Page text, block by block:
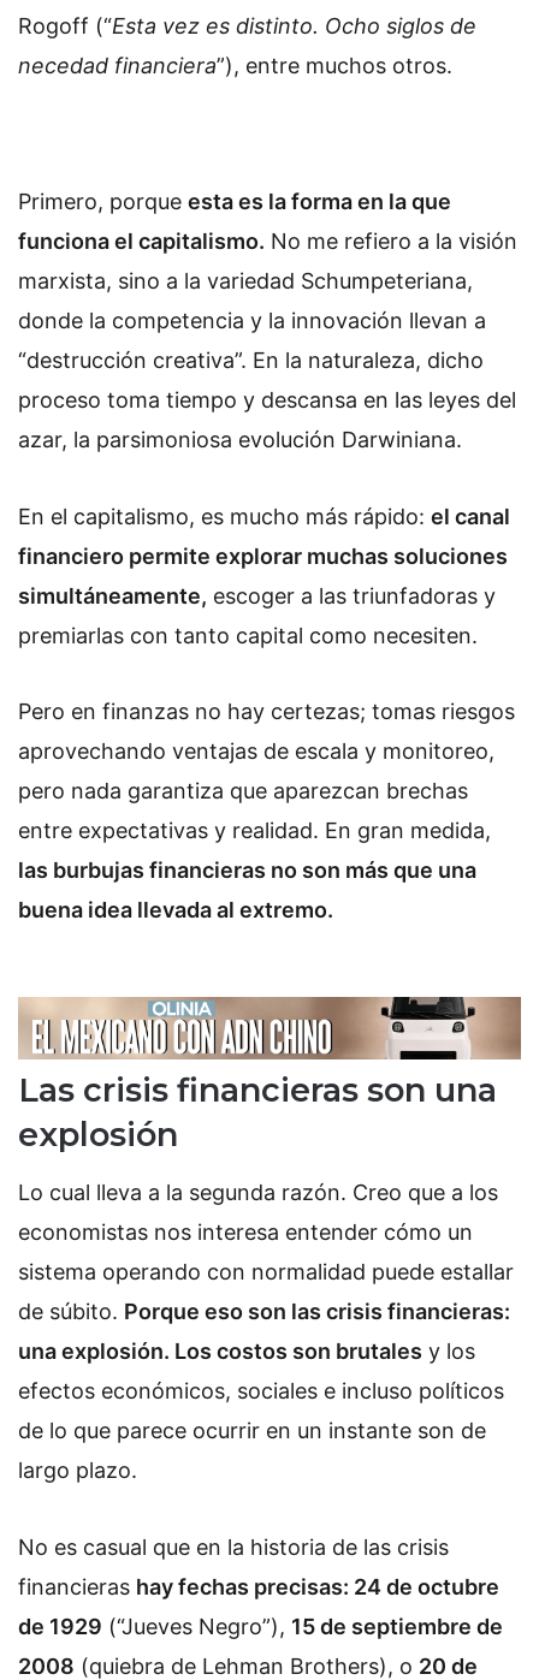
Rogoff (“Esta vez es distinto. Ocho siglos de
necedad financiera”), entre muchos otros.
Primero, porque esta es la forma en la que
funciona el capitalismo. No me refiero a la visión
marxista, sino a la variedad Schumpeteriana,
donde la competencia y la innovación llevan a
“destrucción creativa”. En la naturaleza, dicho
proceso toma tiempo y descansa en las leyes del
azar, la parsimoniosa evolución Darwiniana.
En el capitalismo, es mucho más rápido: el canal
financiero permite explorar muchas soluciones
simultáneamente, escoger a las triunfadoras y
premiarlas con tanto capital como necesiten.
Pero en finanzas no hay certezas; tomas riesgos
aprovechando ventajas de escala y monitoreo,
pero nada garantiza que aparezcan brechas
entre expectativas y realidad. En gran medida,
las burbujas financieras no son más que una
buena idea llevada al extremo.
Las crisis financieras son una
explosión
Lo cual lleva a la segunda razón. Creo que a los
economistas nos interesa entender cómo un
sistema operando con normalidad puede estallar
de súbito. Porque eso son las crisis financieras:
una explosión. Los costos son brutales y los
efectos económicos, sociales e incluso políticos
de lo que parece ocurrir en un instante son de
largo plazo.
No es casual que en la historia de las crisis
financieras hay fechas precisas: 24 de octubre
de 1929 (“Jueves Negro”), 15 de septiembre de
2008 (quiebra de Lehman Brothers), o 20 de